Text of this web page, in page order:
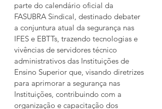
parte do calendário oficial da
FASUBRA Sindical, destinado debater
a conjuntura atual da segurança nas
IFES e EBTTs, trazendo tecnologias e
vivências de servidores técnico
administrativos das Instituições de
Ensino Superior que, visando diretrizes
para aprimorar a segurança nas
Instituições, contribuindo com a
organização e capacitação dos